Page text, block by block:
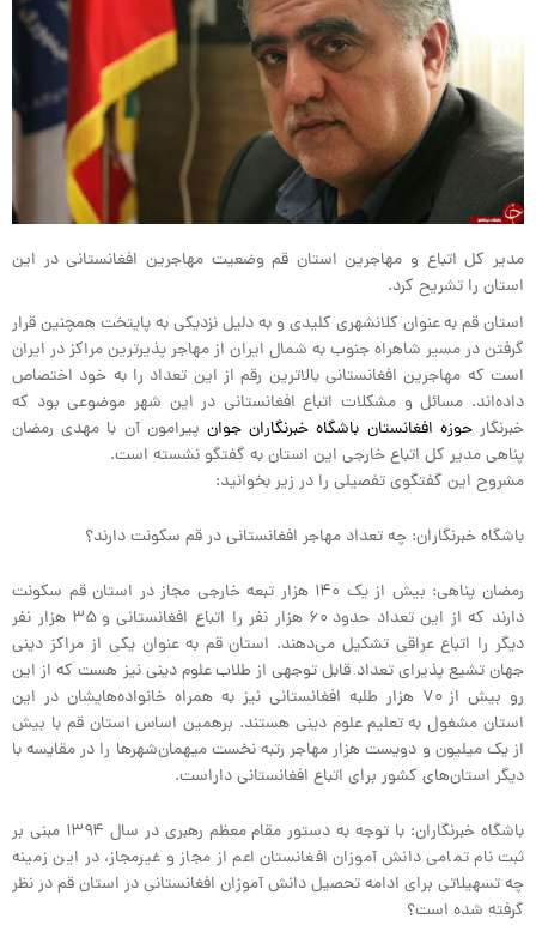
مدیر کل اتباع و مهاجرین استان قم وضعیت مهاجرین افغانستانی در این
استان را تشریح کرد.
استان قم به عنوان کلانشهری کلیدی و به دلیل نزدیکی به پایتخت همچنین قرار
گرفتن در مسیر شاهراه جنوب به شمال ایران از مهاجر پذیرترین مراکز در ایران
است که مهاجرین افغانستانی بالاترین رقم از این تعداد را به خود اختصاص
داده‌اند. مسائل و مشکلات اتباع افغانستانی در این شهر موضوعی بود که
خبرنگارحوزه افغانستان باشگاه خبرنگاران جوان پیرامون آن با مهدی رمضان
پناهی مدیر کل اتباع خارجی این استان به گفتگو نشسته است.
مشروح این گفتگوی تفصیلی را در زیر بخوانید:
باشگاه خبرنگاران: چه تعداد مهاجر افغانستانی در قم سکونت دارند؟
رمضان پناهی: بیش از یک ۱۴۰ هزار تبعه خارجی مجاز در استان قم سکونت
دارند که از این تعداد حدود ۶۰ هزار نفر را اتباع افغانستانی و ۳۵ هزار نفر
دیگر را اتباع عراقی تشکیل می‌دهند. استان قم به عنوان یکی از مراکز دینی
جهان تشیع پذیرای تعداد قابل توجهی از طلاب علوم دینی نیز هست که از این
رو بیش از ۷۰ هزار طلبه افغانستانی نیز به همراه خانواده‌هايشان در این
استان مشغول به تعلیم علوم دینی هستند. برهمین اساس استان قم با بیش
از یک میلیون و دویست هزار مهاجر رتبه نخست میهمان‌شهرها را در مقایسه با
دیگر استا‌ن‌های کشور برای اتباع افغانستانی داراست.
باشگاه خبرنگاران: با توجه به دستور مقام معظم رهبری در سال ۱۳۹۴ مبنی بر
ثبت نام تمامی دانش آموزان افغانستان اعم از مجاز و غیرمجاز، در این زمینه
چه تسهیلاتی برای ادامه تحصیل دانش آموزان افغانستانی در استان قم در نظر
گرفته شده است؟